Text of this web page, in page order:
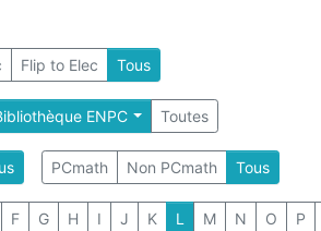
Flip to Elec Tous
ENPC Toutes
PCmath Non PCmath Tous
F G H I J K L M N O P